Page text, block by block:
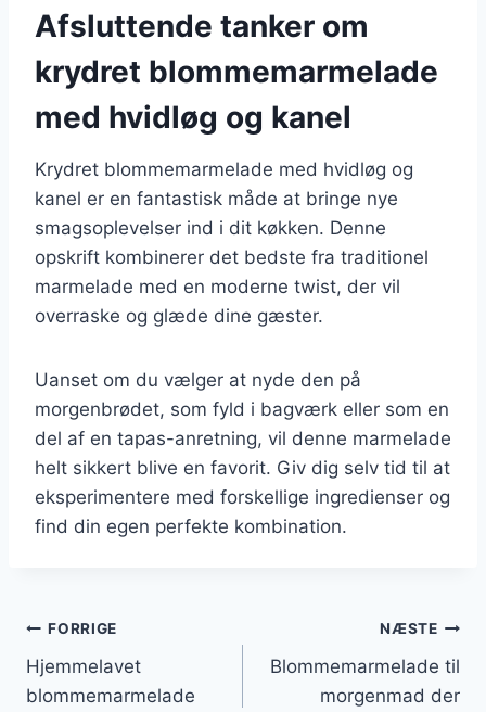
Afsluttende tanker om
krydret blommemarmelade
med hvidløg og kanel
Krydret blommemarmelade med hvidløg og
kanel er en fantastisk måde at bringe nye
smagsoplevelser ind i dit køkken. Denne
opskrift kombinerer det bedste fra traditionel
marmelade med en moderne twist, der vil
overraske og glæde dine gæster.
Uanset om du vælger at nyde den på
morgenbrødet, som fyld i bagværk eller som en
del af en tapas-anretning, vil denne marmelade
helt sikkert blive en favorit. Giv dig selv tid til at
eksperimentere med forskellige ingredienser og
find din egen perfekte kombination.
Indlægsnavigation
FORRIGE
Hjemmelavet
blommemarmelade
NÆSTE
Blommemarmelade til
morgenmad der